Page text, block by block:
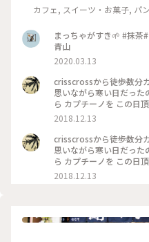
カフェ, スイーツ・お菓子, パ
まっちゃがすき🌱 #抹茶#カフェ#スイーツ#おしゃれ#表参道#
青山
2020.03.13
crisscrossから徒歩数分
思いながら寒い日だっ
ら カプチーノを この日
2018.12.13
crisscrossから徒歩数分
思いながら寒い日だっ
ら カプチーノを この日
2018.12.13